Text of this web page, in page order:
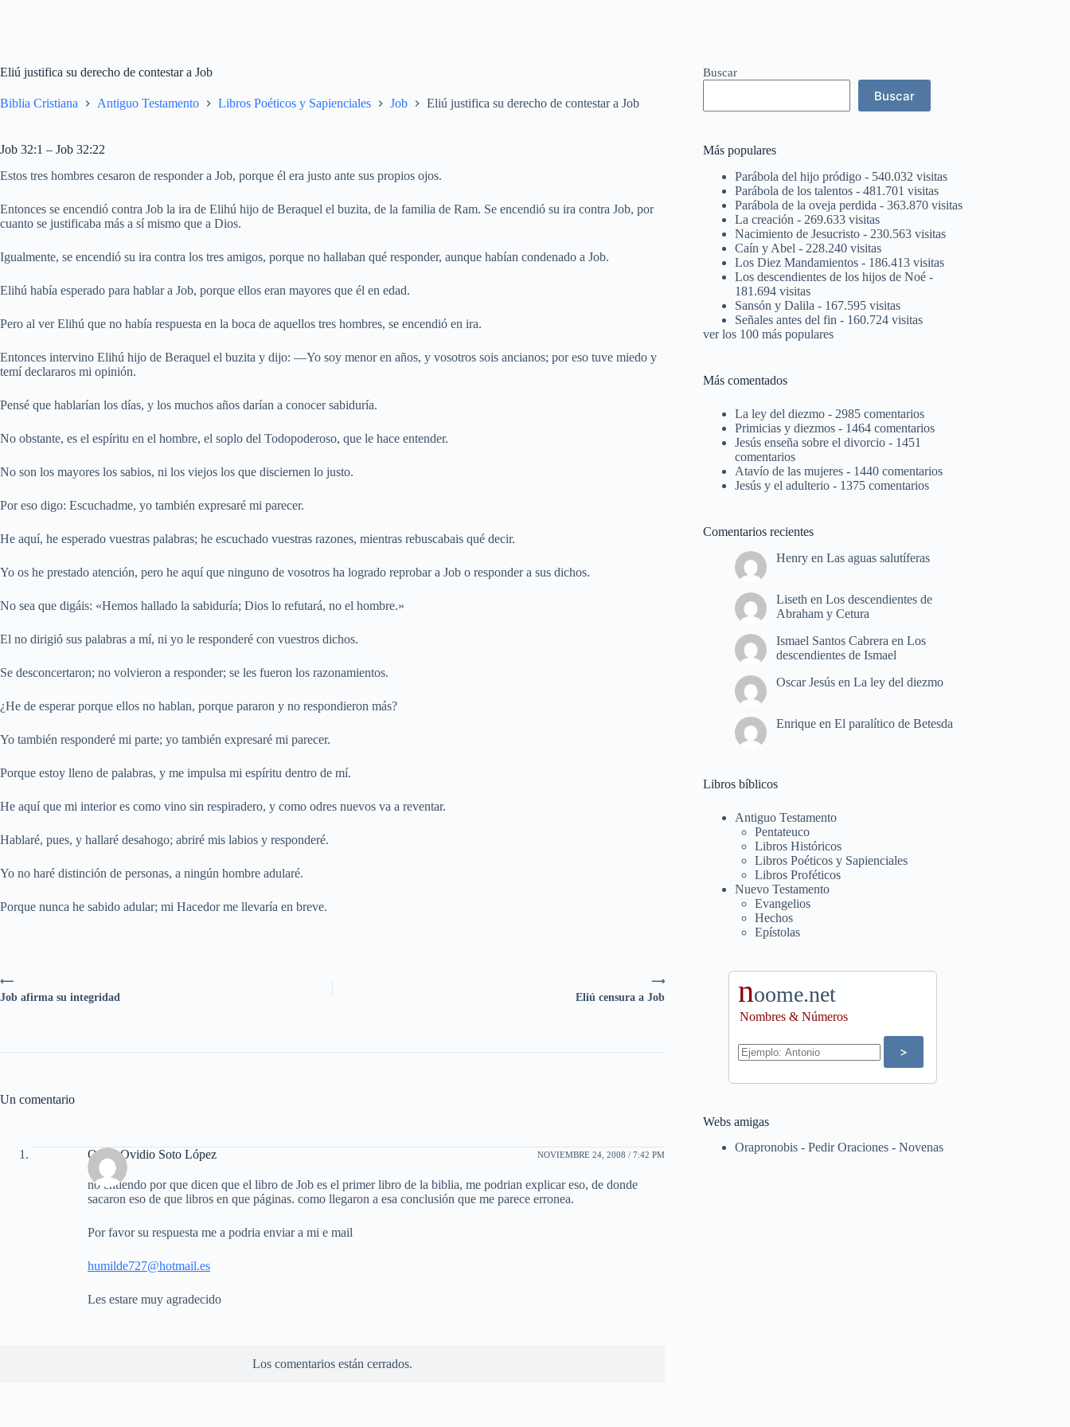
Eliú justifica su derecho de contestar a Job
Biblia Cristiana Antiguo Testamento Libros Poéticos y Sapienciales Job Eliú justifica su derecho de contestar a Job
Job 32:1 – Job 32:22
Estos tres hombres cesaron de responder a Job, porque él era justo ante sus propios ojos.
Entonces se encendió contra Job la ira de Elihú hijo de Beraquel el buzita, de la familia de Ram. Se encendió su ira contra Job, por
cuanto se justificaba más a sí mismo que a Dios.
Igualmente, se encendió su ira contra los tres amigos, porque no hallaban qué responder, aunque habían condenado a Job.
Elihú había esperado para hablar a Job, porque ellos eran mayores que él en edad.
Pero al ver Elihú que no había respuesta en la boca de aquellos tres hombres, se encendió en ira.
Entonces intervino Elihú hijo de Beraquel el buzita y dijo: —Yo soy menor en años, y vosotros sois ancianos; por eso tuve miedo y
temí declararos mi opinión.
Pensé que hablarían los días, y los muchos años darían a conocer sabiduría.
No obstante, es el espíritu en el hombre, el soplo del Todopoderoso, que le hace entender.
No son los mayores los sabios, ni los viejos los que disciernen lo justo.
Por eso digo: Escuchadme, yo también expresaré mi parecer.
He aquí, he esperado vuestras palabras; he escuchado vuestras razones, mientras rebuscabais qué decir.
Yo os he prestado atención, pero he aquí que ninguno de vosotros ha logrado reprobar a Job o responder a sus dichos.
No sea que digáis: «Hemos hallado la sabiduría; Dios lo refutará, no el hombre.»
El no dirigió sus palabras a mí, ni yo le responderé con vuestros dichos.
Se desconcertaron; no volvieron a responder; se les fueron los razonamientos.
¿He de esperar porque ellos no hablan, porque pararon y no respondieron más?
Yo también responderé mi parte; yo también expresaré mi parecer.
Porque estoy lleno de palabras, y me impulsa mi espíritu dentro de mí.
He aquí que mi interior es como vino sin respiradero, y como odres nuevos va a reventar.
Hablaré, pues, y hallaré desahogo; abriré mis labios y responderé.
Yo no haré distinción de personas, a ningún hombre adularé.
Porque nunca he sabido adular; mi Hacedor me llevaría en breve.
⟶
Eliú censura a Job
⟵
Job afirma su integridad
Un comentario
Oscar Ovidio Soto López NOVIEMBRE 24, 2008 / 7:42 PM
no entiendo por que dicen que el libro de Job es el primer libro de la biblia, me podrian explicar eso, de donde
sacaron eso de que libros en que páginas. como llegaron a esa conclusión que me parece erronea.
Por favor su respuesta me a podria enviar a mi e mail
humilde727@hotmail.es
Les estare muy agradecido
Los comentarios están cerrados.
Buscar
Buscar
Más populares
Parábola del hijo pródigo - 540.032 visitas
Parábola de los talentos - 481.701 visitas
Parábola de la oveja perdida - 363.870 visitas
La creación - 269.633 visitas
Nacimiento de Jesucristo - 230.563 visitas
Caín y Abel - 228.240 visitas
Los Diez Mandamientos - 186.413 visitas
Los descendientes de los hijos de Noé -
181.694 visitas
Sansón y Dalila - 167.595 visitas
Señales antes del fin - 160.724 visitas
ver los 100 más populares
Más comentados
La ley del diezmo - 2985 comentarios
Primicias y diezmos - 1464 comentarios
Jesús enseña sobre el divorcio - 1451
comentarios
Atavío de las mujeres - 1440 comentarios
Jesús y el adulterio - 1375 comentarios
Comentarios recientes
Henry enLas aguas salutíferas
Liseth enLos descendientes de
Abraham y Cetura
Ismael Santos Cabrera enLos
descendientes de Ismael
Oscar Jesús enLa ley del diezmo
Enrique enEl paralítico de Betesda
Libros bíblicos
Antiguo Testamento
Pentateuco
Libros Históricos
Libros Poéticos y Sapienciales
Libros Proféticos
Nuevo Testamento
Evangelios
Hechos
Epístolas
noome.net
Nombres & Números
Webs amigas
Orapronobis - Pedir Oraciones - Novenas